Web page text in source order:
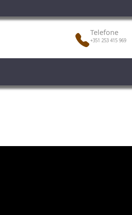
Telefone
+351 253 415 969